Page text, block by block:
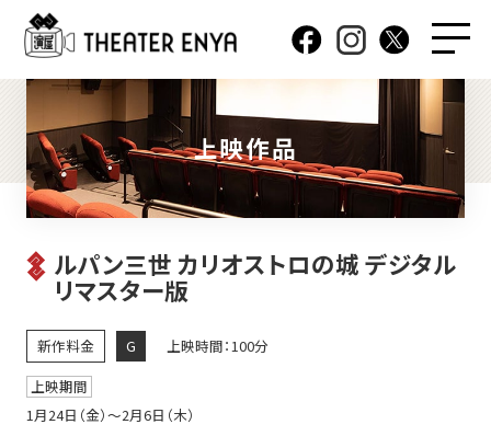
上映作品
ルパン三世 カリオストロの城 デジタル
リマスター版
新作料金 G
上映時間：100分
上映期間
1月24日（金）〜2月6日（木）